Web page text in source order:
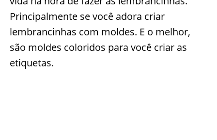
Principalmente se você adora criar
lembrancinhas com moldes. E o melhor,
são moldes coloridos para você criar as
etiquetas.